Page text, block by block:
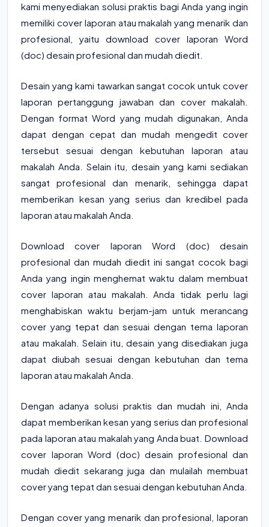
kami menyediakan solusi praktis bagi Anda yang ingin
memiliki cover laporan atau makalah yang menarik dan
profesional, yaitu download cover laporan Word
(doc) desain profesional dan mudah diedit.
Desain yang kami tawarkan sangat cocok untuk cover
laporan pertanggung jawaban dan cover makalah.
Dengan format Word yang mudah digunakan, Anda
dapat dengan cepat dan mudah mengedit cover
tersebut sesuai dengan kebutuhan laporan atau
makalah Anda. Selain itu, desain yang kami sediakan
sangat profesional dan menarik, sehingga dapat
memberikan kesan yang serius dan kredibel pada
laporan atau makalah Anda.
Download cover laporan Word (doc) desain
profesional dan mudah diedit ini sangat cocok bagi
Anda yang ingin menghemat waktu dalam membuat
cover laporan atau makalah. Anda tidak perlu lagi
menghabiskan waktu berjam-jam untuk merancang
cover yang tepat dan sesuai dengan tema laporan
atau makalah. Selain itu, desain yang disediakan juga
dapat diubah sesuai dengan kebutuhan dan tema
laporan atau makalah Anda.
Dengan adanya solusi praktis dan mudah ini, Anda
dapat memberikan kesan yang serius dan profesional
pada laporan atau makalah yang Anda buat. Download
cover laporan Word (doc) desain profesional dan
mudah diedit sekarang juga dan mulailah membuat
cover yang tepat dan sesuai dengan kebutuhan Anda.
Dengan cover yang menarik dan profesional, laporan